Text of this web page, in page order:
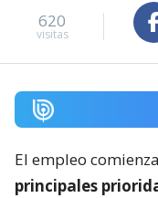
620
visitas
El empleo
principales